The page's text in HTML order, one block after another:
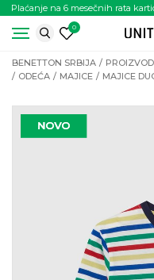
Plaćanje na 6 mesečnih rata
0
BENETTON SRBIJA
ODEĆA
MAJICE MAJICE